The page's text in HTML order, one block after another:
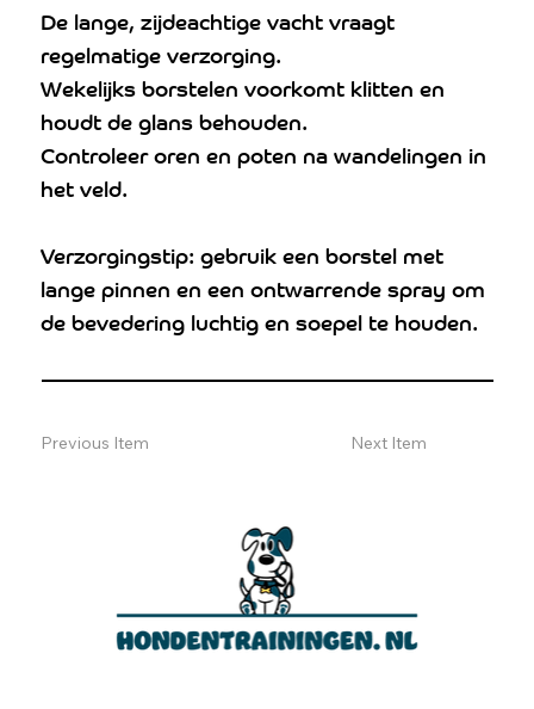
De lange, zijdeachtige vacht vraagt
regelmatige verzorging.
Wekelijks borstelen voorkomt klitten en
houdt de glans behouden.
Controleer oren en poten na wandelingen in
het veld.
Verzorgingstip: gebruik een borstel met
lange pinnen en een ontwarrende spray om
de bevedering luchtig en soepel te houden.
Previous Item Next Item